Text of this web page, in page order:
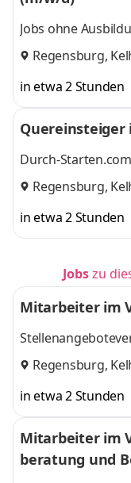
Jobs ohne
Regensburg,
in etwa 2 Stunden
Quereinsteiger
Durch-Starten.com
Regensburg,
in etwa 2 Stunden
Jobszu
Mitarbeiter im
Regensburg,
in etwa 2 Stunden
Mitarbeiter im
beratung und